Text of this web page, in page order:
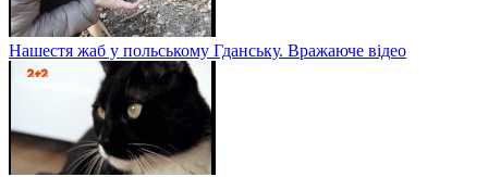
Нашестя жаб у польському Гданську. Вражаюче відео